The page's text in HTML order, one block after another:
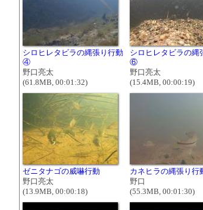
シロヒレタビラの縄張り行動
④
野口亮太
(61.8MB, 00:01:32)
シロヒレタビラの縄
⑥
野口亮太
(15.4MB, 00:00:19)
ゼニタナゴの威嚇行動
野口亮太
(13.9MB, 00:00:18)
カネヒラの縄張り行
野口
(55.3MB, 00:01:30)